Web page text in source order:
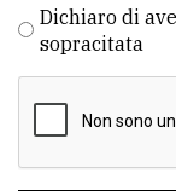
Dichiaro di
sopracitata